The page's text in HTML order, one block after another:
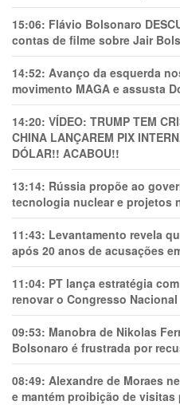
15:06: Flávio Bolsonaro
contas de filme sobre Jair
14:52: Avanço da esquerda
movimento MAGA e assusta
14:20: VÍDEO: TRUMP TEM
CHINA LANÇAREM PIX
DÓLAR!! ACABOU!!
13:14: Rússia propõe ao
tecnologia nuclear e projetos
11:43: Levantamento revela
após 20 anos de acusações
11:04: PT lança estratégia
renovar o Congresso Nacional
09:53: Manobra de Nikolas
Bolsonaro é frustrada por
08:49: Alexandre de Moraes
e mantém proibição de